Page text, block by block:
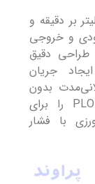
سری PLO دارای محدوده دبی 1.5 تا 10 لیتر بر دقیقه و
قطر ورودی و خروجی
می‌باشد. طراحی دقیق
جریان
بدون
مشکل می‌شود. این ویژگی‌ها، سری PLO را برای
با فشار